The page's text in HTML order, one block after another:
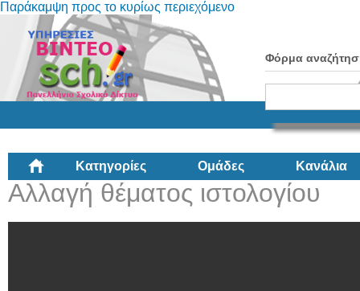
Παράκαμψη προς το κυρίως περιεχόμενο
Φόρμα
Κατηγορίες Ομάδες Κανάλια
Αλλαγή θέματος ιστολογίου